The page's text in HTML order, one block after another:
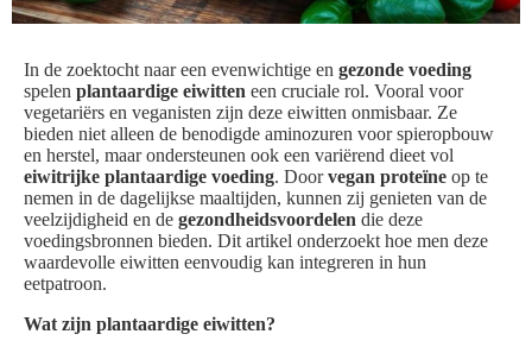
In de zoektocht naar een evenwichtige en gezonde voeding
spelen plantaardige eiwitten een cruciale rol. Vooral voor
vegetariërs en veganisten zijn deze eiwitten onmisbaar. Ze
bieden niet alleen de benodigde aminozuren voor spieropbouw
en herstel, maar ondersteunen ook een variërend dieet vol
eiwitrijke plantaardige voeding. Doorvegan proteïne op te
nemen in de dagelijkse maaltijden, kunnen zij genieten van de
veelzijdigheid en de gezondheidsvoordelen die deze
voedingsbronnen bieden. Dit artikel onderzoekt hoe men deze
waardevolle eiwitten eenvoudig kan integreren in hun
eetpatroon.
Wat zijn plantaardige eiwitten?